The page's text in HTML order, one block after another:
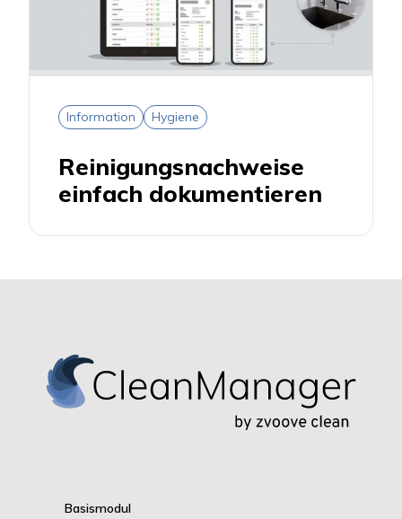
Information Hygiene
Reinigungsnachweise
einfach dokumentieren
Basismodul